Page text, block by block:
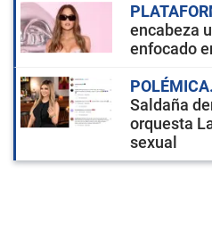
encabeza
enfocado
POLÉMICA
Saldaña
orquesta
sexual